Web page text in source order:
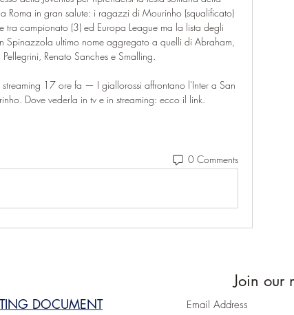
Roma in gran salute: i ragazzi di Mourinho (squalificato)
tra campionato (3) ed Europa League ma la lista degli
Spinazzola ultimo nome aggregato a quelli di Abraham,
Renato Sanches e Smalling.
streaming 17 ore fa — I giallorossi affrontano l'Inter a San
Dove vederla in tv e in streaming: ecco il link.
0 Comments
DOCUMENT
Join our